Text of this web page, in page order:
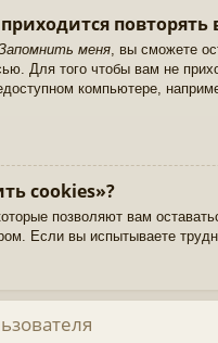
меня , вы сможете
Для того чтобы вам не
компьютере,
cookies»?
позволяют вам
Если вы испытываете